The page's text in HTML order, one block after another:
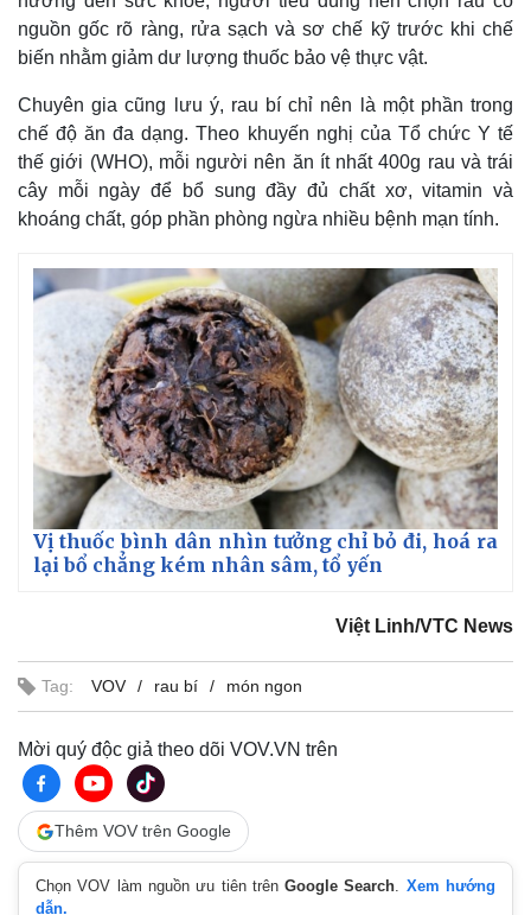
Infographic
nguồn gốc rõ ràng, rửa sạch và sơ chế kỹ trước khi chế
biến nhằm giảm dư lượng thuốc bảo vệ thực vật.
Chuyên gia cũng lưu ý, rau bí chỉ nên là một phần trong
chế độ ăn đa dạng. Theo khuyến nghị của Tổ chức Y tế
thế giới (WHO), mỗi người nên ăn ít nhất 400g rau và trái
cây mỗi ngày để bổ sung đầy đủ chất xơ, vitamin và
khoáng chất, góp phần phòng ngừa nhiều bệnh mạn tính.
Vị thuốc bình dân nhìn tưởng chỉ bỏ đi, hoá ra
lại bổ chẳng kém nhân sâm, tổ yến
Việt Linh/VTC News
Tag: VOV rau bí món ngon
Mời quý độc giả theo dõi VOV.VN trên
Thêm VOV trên Google
Chọn VOV làm nguồn ưu tiên trênGoogle Search. Xem hướng
dẫn.